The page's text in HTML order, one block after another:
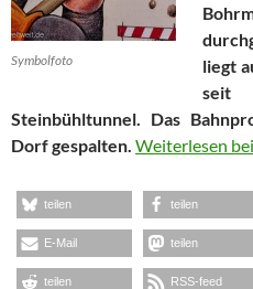
Symbolfoto
liegt
seit
Steinbühltunnel. Das
Dorf gespalten. Weiterlesen
teilen teilen
E-Mail teilen
teilen RSS-feed